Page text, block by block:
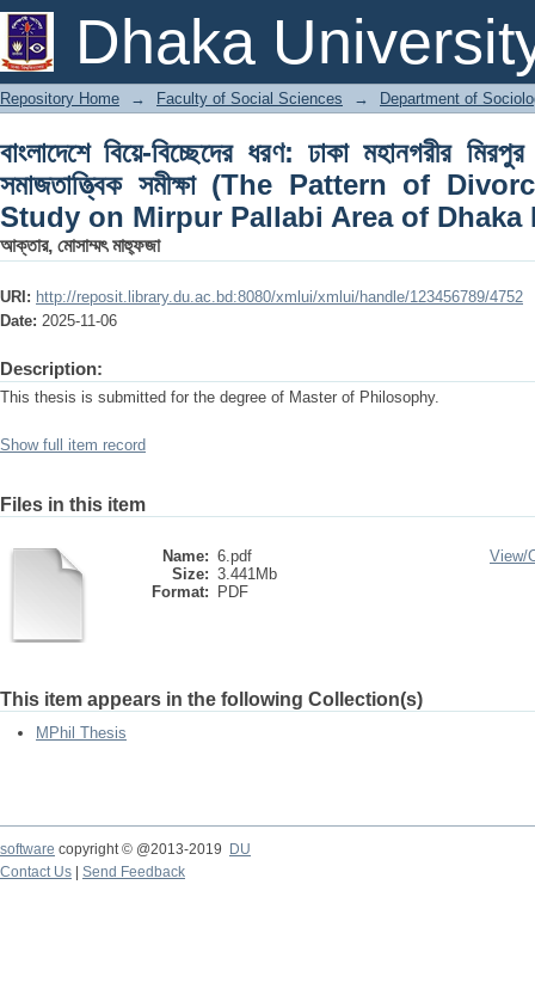
Dhaka
বাংলাদেশে বিয়ে-বিচ্ছেদের ধরণ: ঢাকা মহানগরীর
of Divorce in Bangladesh A Study on
Repository Home → Faculty of Social Sciences → Department of
বাংলাদেশে বিয়ে-বিচ্ছেদের ধরণ: ঢাকা মহানগরীর
সমাজতাত্ত্বিক সমীক্ষা (The Pattern of
Study on Mirpur Pallabi Area of Dhaka
আক্তার, মোসাম্মৎ মাহ্ফুজা
URI: http://reposit.library.du.ac.bd:8080/xmlui/xmlui/handle/123456789/4752
Date: 2025-11-06
Description:
This thesis is submitted for the degree of Master of Philosophy.
Show full item record
Files in this item
Name: 6.pdf
Size: 3.441Mb
Format:
PDF
View/
This item appears in the following Collection(s)
MPhil Thesis
software copyright © @2013-2019
DU
Contact Us
Send Feedback